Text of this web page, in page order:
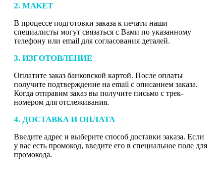
2. МАКЕТ
В процессе подготовки заказа к печати наши
специалисты могут связаться с Вами по указанному
телефону или email для согласования деталей.
3. ИЗГОТОВЛЕНИЕ
Оплатите заказ банковской картой. После оплаты
получите подтверждение на email с описанием заказа.
Когда отправим заказ вы получите письмо с трек-
номером для отслеживания.
4. ДОСТАВКА И ОПЛАТА
Введите адрес и выберите способ доставки заказа. Если
у вас есть промокод, введите его в специальное поле для
промокода.